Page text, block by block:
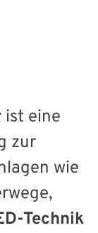
ist eine
zur
wie
Technik